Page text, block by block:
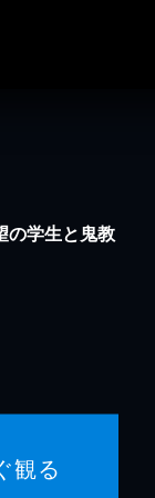
の学生と鬼教
観る